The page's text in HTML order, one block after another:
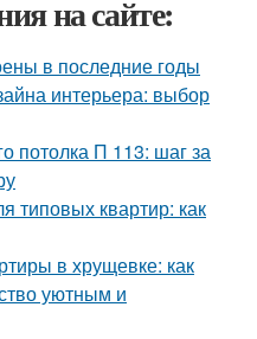
на сайте:
в последние годы
интерьера: выбор
потолка П 113: шаг за
типовых квартир: как
в хрущевке: как
уютным и